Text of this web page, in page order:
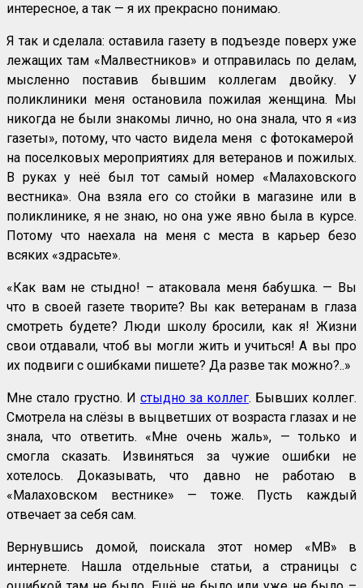
интересное, а так — я их прекрасно понимаю.
Я так и сделала: оставила газету в подъезде поверх уже
лежащих там «Малвестников» и отправилась по делам,
мысленно поставив бывшим коллегам двойку. У
поликлиники меня остановила пожилая женщина. Мы
никогда не были знакомы лично, но она знала, что я «из
газеты», потому, что часто видела меня с фотокамерой
на поселковых мероприятиях для ветеранов и пожилых.
В руках у неё был тот самый номер «Малаховского
вестника». Она взяла его со стойки в магазине или в
поликлинике, я не знаю, но она уже явно была в курсе.
Потому что наехала на меня с места в карьер безо
всяких «здрасьте».
«Как вам не стыдно! – атаковала меня бабушка. — Вы
что в своей газете творите? Вы как ветеранам в глаза
смотреть будете? Люди школу бросили, как я! Жизни
свои отдавали, чтоб вы могли жить и учиться! А вы про
их подвиги с ошибками пишете? Да разве так можно?..»
Мне стало грустно. И стыдно за коллег. Бывших коллег.
Смотрела на слёзы в выцветших от возраста глазах и не
знала, что ответить. «Мне очень жаль», — только и
смогла сказать. Извиняться за чужие ошибки не
хотелось. Доказывать, что давно не работаю в
«Малаховском вестнике» — тоже. Пусть каждый
отвечает за себя сам.
Вернувшись домой, поискала этот номер «МВ» в
интернете. Нашла отдельные статьи, а страницы с